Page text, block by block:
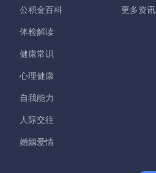
公积金百科
体检解读
健康常识
心理健康
自我能力
人际交往
婚姻爱情
更多资讯